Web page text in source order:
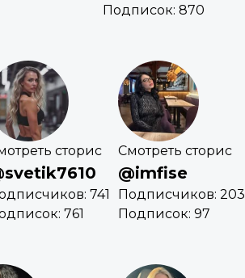
Подписок: 870
сторис
741
761
Смотреть сторис
@imfise
Подписчиков: 203
Подписок: 97